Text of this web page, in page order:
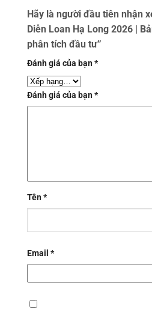
Hãy là người đầu tiên nhận
Diễn Loan Hạ Long 2026 |
phân tích đầu tư”
Đánh giá của bạn*
Đánh giá của bạn*
Tên*
Email *